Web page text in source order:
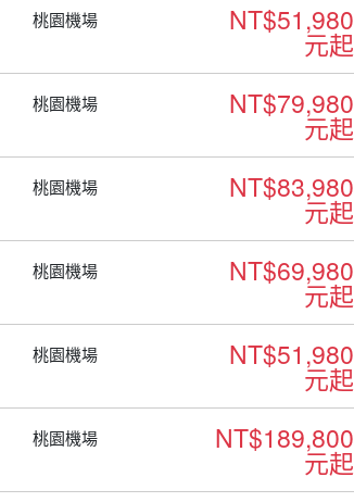
桃園機場 NT$51,980
元起
桃園機場 NT$79,980
元起
桃園機場 NT$83,980
元起
桃園機場 NT$69,980
元起
桃園機場 NT$51,980
元起
桃園機場 NT$189,800
元起